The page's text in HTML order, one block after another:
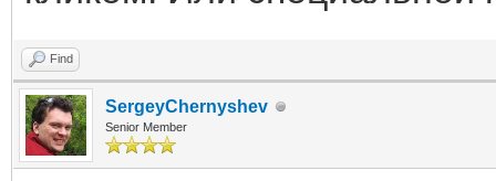
Find
SergeyChernyshev
Senior Member